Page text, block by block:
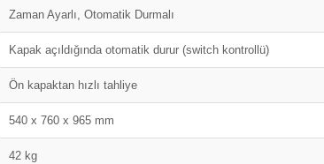
Zaman Ayarlı, Otomatik Durmalı
Kapak açıldığında otomatik durur (switch kontrollü)
Ön kapaktan hızlı tahliye
540 x 760 x 965 mm
42 kg